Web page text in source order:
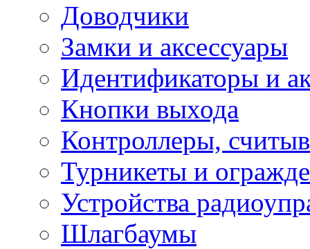
Доводчики
Замки и аксессуары
Идентификаторы и
Кнопки выхода
Контроллеры,
Турникеты и
Устройства
Шлагбаумы